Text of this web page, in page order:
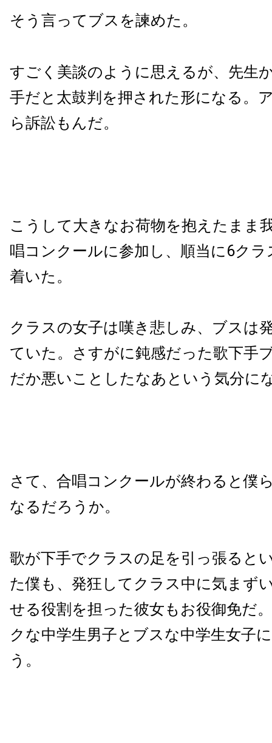
そう言ってブスを諫めた。
すごく美談のように思えるが、先生
手だと太鼓判を押された形になる。
ら訴訟もんだ。
こうして大きなお荷物を抱えたまま
唱コンクールに参加し、順当に6クラ
着いた。
クラスの女子は嘆き悲しみ、ブスは
ていた。さすがに鈍感だった歌下手
だか悪いことしたなあという気分に
さて、合唱コンクールが終わると僕
なるだろうか。
歌が下手でクラスの足を引っ張ると
た僕も、発狂してクラス中に気まず
せる役割を担った彼女もお役御免だ
クな中学生男子とブスな中学生女子
う。